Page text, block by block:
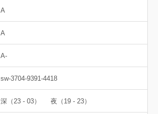
A
A
A-
sw-3704-9391-4418
深（23 - 03） 夜（19 - 23）